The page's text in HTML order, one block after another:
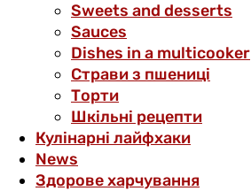
Sweets and desserts
Sauces
Dishes in a multicooker
Страви з пшениці
Торти
Шкільні рецепти
Кулінарні лайфхаки
News
Здорове харчування